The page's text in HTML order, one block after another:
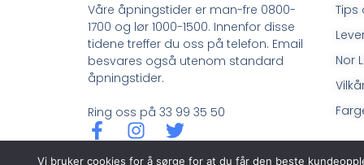
Våre åpningstider er man-fre 0800-
1700 og lør 1000-1500. Innenfor disse
tidene treffer du oss på telefon. Email
besvares også utenom standard
åpningstider.
Ring oss på 33 99 35 50
Tips
Nor
Vi bruker cookies for å sørge for at du får den beste